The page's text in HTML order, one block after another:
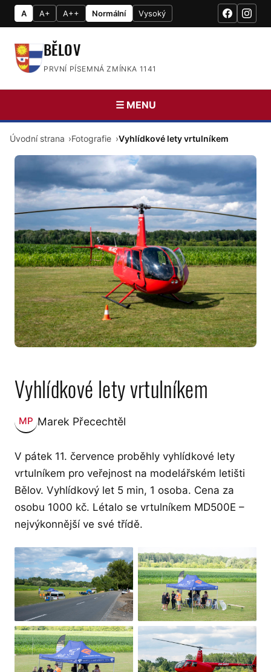
A A+ A++ Normální Vysoký
BĚLOV
PRVNÍ PÍSEMNÁ ZMÍNKA 1141
☰ MENU
Úvodní strana Fotografie Vyhlídkové lety vrtulníkem
Vyhlídkové lety vrtulníkem
MP Zveřejnil:
Marek Přecechtěl
V pátek 11. července proběhly vyhlídkové lety
vrtulníkem pro veřejnost na modelářském letišti
Bělov. Vyhlídkový let 5 min, 1 osoba. Cena za
osobu 1000 kč. Létalo se vrtulníkem MD500E –
nejvýkonnější ve své třídě.